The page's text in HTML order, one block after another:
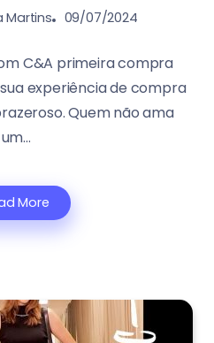
Martins 09/07/2024
C&A primeira compra
experiência de compra
Quem não ama
um...
More